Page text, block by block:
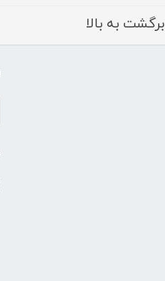
برگشت به بالا